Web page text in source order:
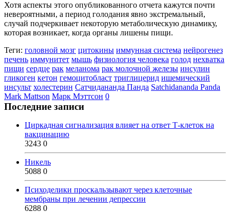
Хотя аспекты этого опубликованного отчета кажутся почти
невероятными, а период голодания явно экстремальный,
случай подчеркивает некоторую метаболическую динамику,
которая возникает, когда органы лишены пищи.
Теги: головной мозг цитокины иммунная система нейрогенез
печень иммунитет мышь физиология человека голод нехватка
пищи сердце рак меланома рак молочной железы инсулин
гликоген кетон гемоцитобласт триглицерид ишемический
инсульт холестерин Сатчидананда Панда Satchidananda Panda
Mark Mattson Марк Мэттсон 0
Последние записи
Циркадная сигнализация влияет на ответ Т-клеток на
вакцинацию
3243 0
Никель
5088 0
Психоделики проскальзывают через клеточные
мембраны при лечении депрессии
6288 0